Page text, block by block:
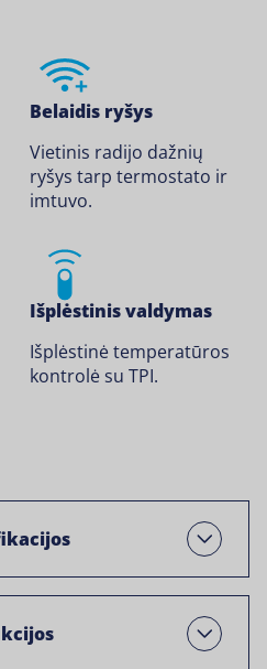
Belaidis ryšys
Vietinis radijo dažnių
ryšys tarp termostato ir
imtuvo.
Išplėstinis valdymas
Išplėstinė temperatūros
kontrolė su TPI.
Atviras
Open